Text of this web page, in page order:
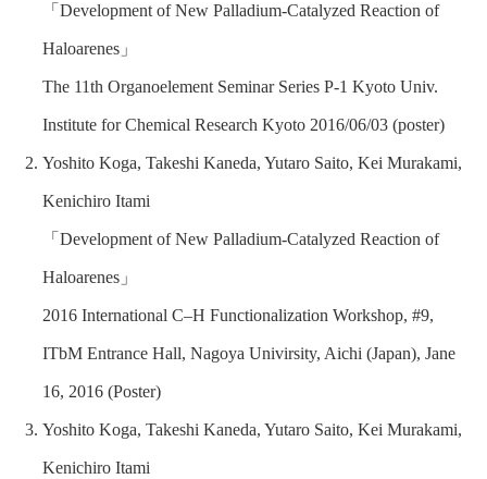
「Development of New Palladium-Catalyzed Reaction of
Haloarenes」
The 11th Organoelement Seminar Series P-1 Kyoto Univ.
Institute for Chemical Research Kyoto 2016/06/03 (poster)
Yoshito Koga, Takeshi Kaneda, Yutaro Saito, Kei Murakami,
Kenichiro Itami
「Development of New Palladium-Catalyzed Reaction of
Haloarenes」
2016 International C–H Functionalization Workshop, #9,
ITbM Entrance Hall, Nagoya Univirsity, Aichi (Japan), Jane
16, 2016 (Poster)
Yoshito Koga, Takeshi Kaneda, Yutaro Saito, Kei Murakami,
Kenichiro Itami